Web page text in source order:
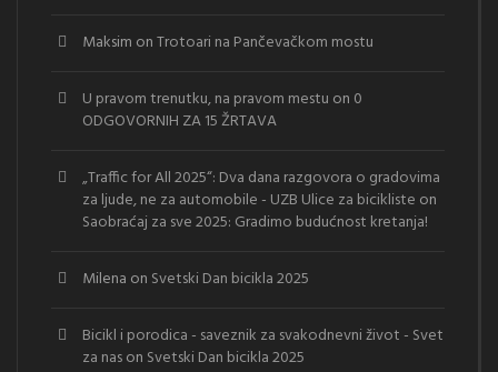
Maksim onTrotoari na Pančevačkom mostu
U pravom trenutku, na pravom mestu on 0
ODGOVORNIH ZA 15 ŽRTAVA
„Traffic for All 2025“: Dva dana razgovora o gradovima
za ljude, ne za automobile - UZB Ulice za bicikliste on
Saobraćaj za sve 2025: Gradimo budućnost kretanja!
Milena on Svetski Dan bicikla 2025
Bicikl i porodica - saveznik za svakodnevni život - Svet
za nason Svetski Dan bicikla 2025